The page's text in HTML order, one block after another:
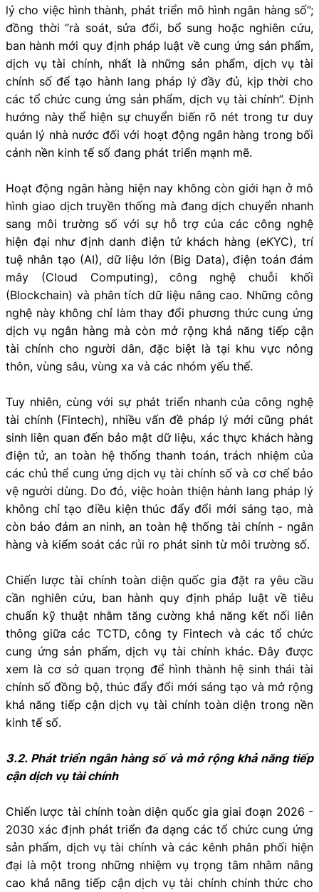
lý cho việc hình thành, phát triển mô hình ngân hàng số”;
đồng thời “rà soát, sửa đổi, bổ sung hoặc nghiên cứu,
ban hành mới quy định pháp luật về cung ứng sản phẩm,
dịch vụ tài chính, nhất là những sản phẩm, dịch vụ tài
chính số để tạo hành lang pháp lý đầy đủ, kịp thời cho
các tổ chức cung ứng sản phẩm, dịch vụ tài chính”. Định
hướng này thể hiện sự chuyển biến rõ nét trong tư duy
quản lý nhà nước đối với hoạt động ngân hàng trong bối
cảnh nền kinh tế số đang phát triển mạnh mẽ.
Hoạt động ngân hàng hiện nay không còn giới hạn ở mô
hình giao dịch truyền thống mà đang dịch chuyển nhanh
sang môi trường số với sự hỗ trợ của các công nghệ
hiện đại như định danh điện tử khách hàng (eKYC), trí
tuệ nhân tạo (AI), dữ liệu lớn (Big Data), điện toán đám
mây (Cloud Computing), công nghệ chuỗi khối
(Blockchain) và phân tích dữ liệu nâng cao. Những công
nghệ này không chỉ làm thay đổi phương thức cung ứng
dịch vụ ngân hàng mà còn mở rộng khả năng tiếp cận
tài chính cho người dân, đặc biệt là tại khu vực nông
thôn, vùng sâu, vùng xa và các nhóm yếu thế.
Tuy nhiên, cùng với sự phát triển nhanh của công nghệ
tài chính (Fintech), nhiều vấn đề pháp lý mới cũng phát
sinh liên quan đến bảo mật dữ liệu, xác thực khách hàng
điện tử, an toàn hệ thống thanh toán, trách nhiệm của
các chủ thể cung ứng dịch vụ tài chính số và cơ chế bảo
vệ người dùng. Do đó, việc hoàn thiện hành lang pháp lý
không chỉ tạo điều kiện thúc đẩy đổi mới sáng tạo, mà
còn bảo đảm an ninh, an toàn hệ thống tài chính - ngân
hàng và kiểm soát các rủi ro phát sinh từ môi trường số.
Chiến lược tài chính toàn diện quốc gia đặt ra yêu cầu
cần nghiên cứu, ban hành quy định pháp luật về tiêu
chuẩn kỹ thuật nhằm tăng cường khả năng kết nối liên
thông giữa các TCTD, công ty Fintech và các tổ chức
cung ứng sản phẩm, dịch vụ tài chính khác. Đây được
xem là cơ sở quan trọng để hình thành hệ sinh thái tài
chính số đồng bộ, thúc đẩy đổi mới sáng tạo và mở rộng
khả năng tiếp cận dịch vụ tài chính toàn diện trong nền
kinh tế số.
3.2. Phát triển ngân hàng số và mở rộng khả năng tiếp
cận dịch vụ tài chính
Chiến lược tài chính toàn diện quốc gia giai đoạn 2026 -
2030 xác định phát triển đa dạng các tổ chức cung ứng
sản phẩm, dịch vụ tài chính và các kênh phân phối hiện
đại là một trong những nhiệm vụ trọng tâm nhằm nâng
cao khả năng tiếp cận dịch vụ tài chính chính thức cho